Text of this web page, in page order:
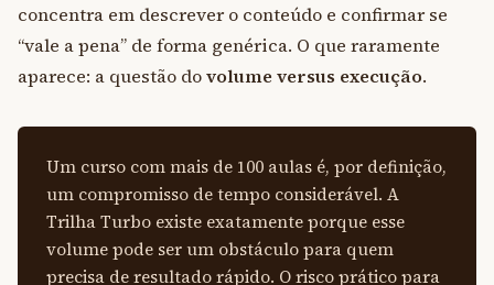
concentra em descrever o conteúdo e confirmar se
“vale a pena” de forma genérica. O que raramente
aparece: a questão dovolume versus execução.
Um curso com mais de 100 aulas é, por definição,
um compromisso de tempo considerável. A
Trilha Turbo existe exatamente porque esse
volume pode ser um obstáculo para quem
precisa de resultado rápido. O risco prático para